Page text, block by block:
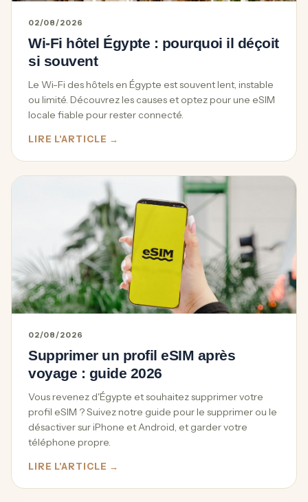
02/08/2026
Wi-Fi hôtel Égypte : pourquoi il déçoit
si souvent
Le Wi-Fi des hôtels en Égypte est souvent lent, instable
ou limité. Découvrez les causes et optez pour une eSIM
locale fiable pour rester connecté.
LIRE L'ARTICLE →
02/08/2026
Supprimer un profil eSIM après
voyage : guide 2026
Vous revenez d'Égypte et souhaitez supprimer votre
profil eSIM ? Suivez notre guide pour le supprimer ou le
désactiver sur iPhone et Android, et garder votre
téléphone propre.
LIRE L'ARTICLE →